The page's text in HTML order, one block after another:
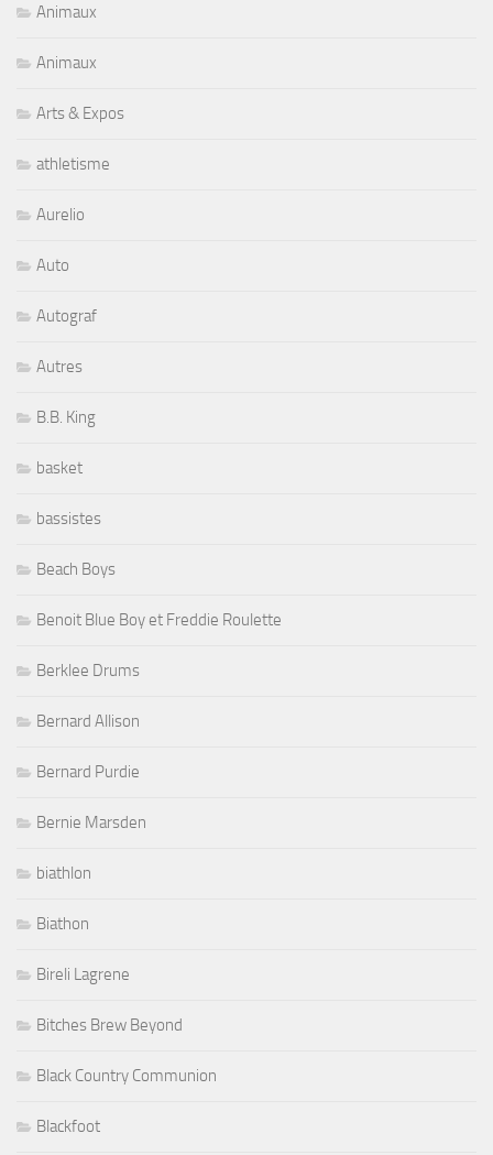
Animaux
Animaux
Arts & Expos
athletisme
Aurelio
Auto
Autograf
Autres
B.B. King
basket
bassistes
Beach Boys
Benoit Blue Boy et Freddie Roulette
Berklee Drums
Bernard Allison
Bernard Purdie
Bernie Marsden
biathlon
Biathon
Bireli Lagrene
Bitches Brew Beyond
Black Country Communion
Blackfoot